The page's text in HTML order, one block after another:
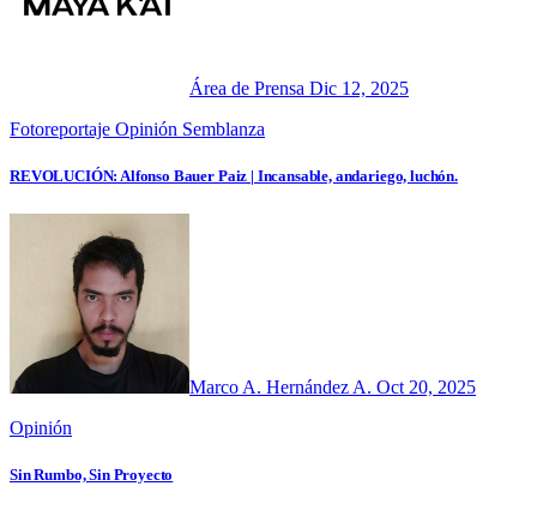
Área de Prensa Dic 12, 2025
Fotoreportaje Opinión Semblanza
REVOLUCIÓN: Alfonso Bauer Paiz | Incansable, andariego, luchón.
Marco A. Hernández A. Oct 20, 2025
Opinión
Sin Rumbo, Sin Proyecto